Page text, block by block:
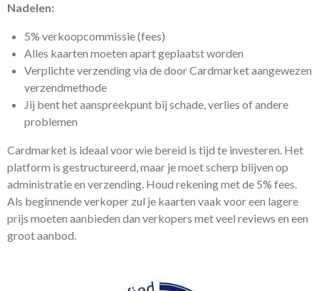
Nadelen:
5% verkoopcommissie (fees)
Alles kaarten moeten apart geplaatst worden
Verplichte verzending via de door Cardmarket aangewezen
verzendmethode
Jij bent het aanspreekpunt bij schade, verlies of andere
problemen
Cardmarket is ideaal voor wie bereid is tijd te investeren. Het
platform is gestructureerd, maar je moet scherp blijven op
administratie en verzending. Houd rekening met de 5% fees.
Als beginnende verkoper zul je kaarten vaak voor een lagere
prijs moeten aanbieden dan verkopers met veel reviews en een
groot aanbod.